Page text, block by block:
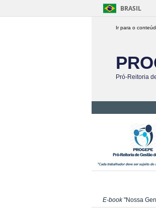
BRASIL
Ir para o
Pró-Reitoria
E-book"Nossa